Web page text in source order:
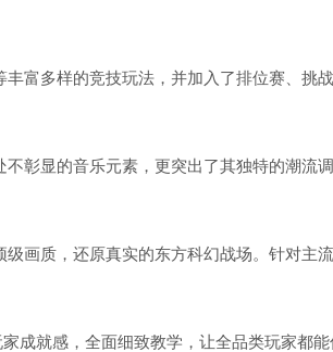
多样的竞技玩法，并加入了排位赛、挑
显的音乐元素，更突出了其独特的潮流
质，还原真实的东方科幻战场。针对主
就感，全面细致教学，让全品类玩家都能